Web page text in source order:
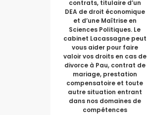
contrats, titulaire d’un
DEA de droit économique
et d’une Maîtrise en
Sciences Politiques. Le
cabinet Lacassagne peut
vous aider pour faire
valoir vos droits en cas de
divorce à Pau, contrat de
mariage, prestation
compensatoire et toute
autre situation entrant
dans nos domaines de
compétences